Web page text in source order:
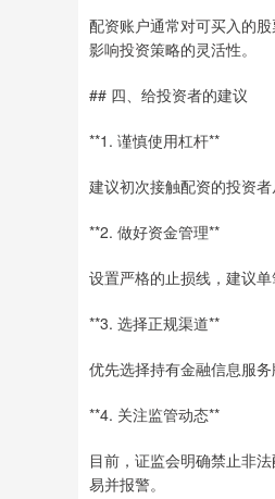
配资账户通常对可买入的
影响投资策略的灵活性。
## 四、给投资者的建议
**1. 谨慎使用杠杆**
建议初次接触配资的投资
**2. 做好资金管理**
设置严格的止损线，建议
**3. 选择正规渠道**
优先选择持有金融信息服
**4. 关注监管动态**
目前，证监会明确禁止非
易并报警。